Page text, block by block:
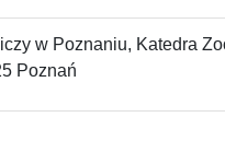
w Poznaniu, Katedra
Poznań